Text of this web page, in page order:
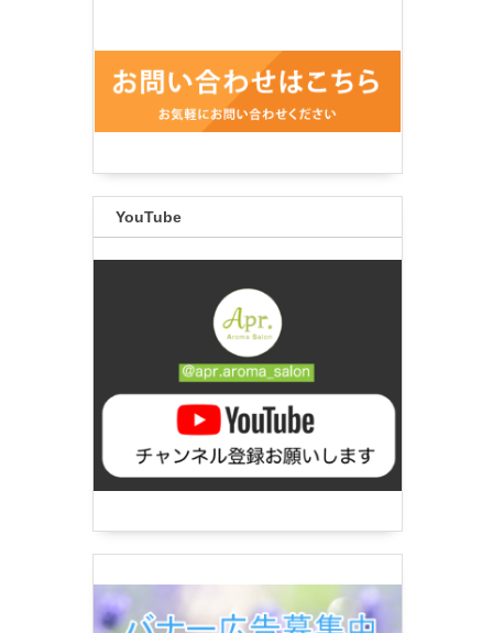
YouTube